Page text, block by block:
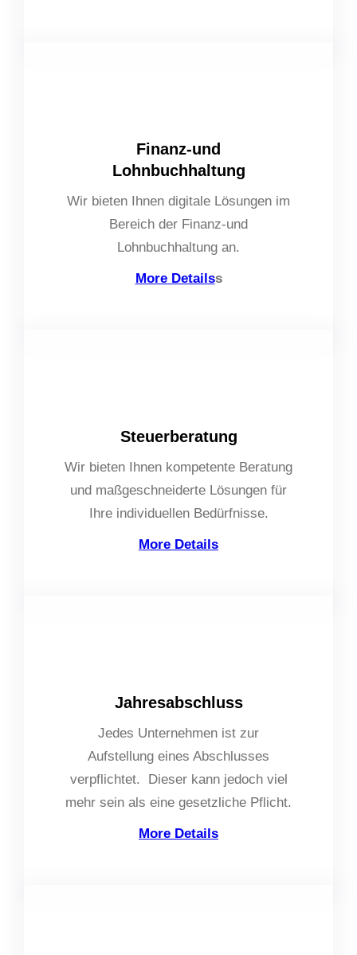
Finanz-und
Lohnbuchhaltung
Wir bieten Ihnen digitale Lösungen im
Bereich der Finanz-und
Lohnbuchhaltung an.
More Detailss
Steuerberatung
Wir bieten Ihnen kompetente Beratung
und maßgeschneiderte Lösungen für
Ihre individuellen Bedürfnisse.
More Details
Jahresabschluss
Jedes Unternehmen ist zur
Aufstellung eines Abschlusses
verpflichtet. Dieser kann jedoch viel
mehr sein als eine gesetzliche Pflicht.
More Details